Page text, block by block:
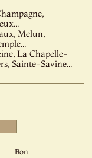
Melun,
La Chapelle-
Sainte-Savine...
Bon